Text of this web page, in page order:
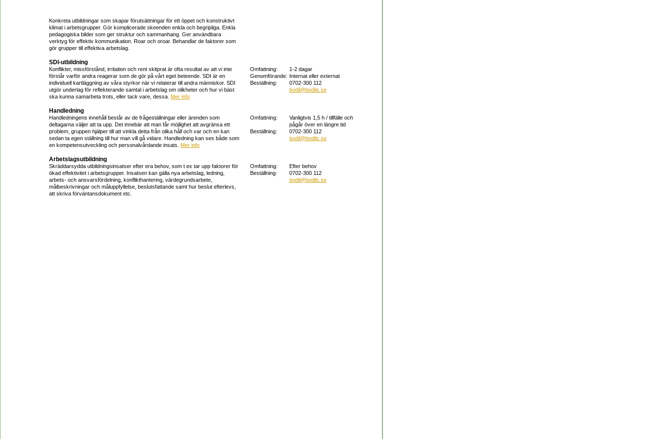
Konkreta utbildningar som skapar förutsättningar för ett öppet och konstruktivt
klimat i arbetsgrupper. Gör komplicerade skeenden enkla och begripliga. Enkla
pedagogiska bilder som ger struktur och sammanhang. Ger användbara
verktyg för effektiv kommunikation. Roar och oroar. Behandlar de faktorer som
gör grupper till effektiva arbetslag.
SDI-utbildning
Konflikter, missförstånd, irritation och rent skitprat är ofta resultat av att vi inte
förstår varför andra reagerar som de gör på vårt eget beteende. SDI är en
individuell kartläggning av våra styrkor när vi relaterar till andra människor. SDI
utgör underlag för reflekterande samtal i arbetslag om olikheter och hur vi bäst
ska kunna samarbeta trots, eller tack vare, dessa. Mer info
Omfattning:
Genomförande:
Beställning:
1-2 dagar
Internat eller externat
0702-300 112
bodil@bodils.se
Handledning
Handledningens innehåll består av de frågeställningar eller ärenden som
deltagarna väljer att ta upp. Det innebär att man får möjlighet att avgränsa ett
problem, gruppen hjälper till att vinkla detta från olika håll och var och en kan
sedan ta egen ställning till hur man vill gå vidare. Handledning kan ses både som
en kompetensutveckling och personalvårdande insats. Mer info
Omfattning:
Beställning:
Vanligtvis 1,5 h / tillfälle och
pågår över en längre tid
0702-300 112
bodil@bodils.se
Arbetslagsutbildning
Skräddarsydda utbildningsinsatser efter era behov, som t ex tar upp faktorer för
ökad effektivitet i arbetsgrupper. Insatsen kan gälla nya arbetslag, ledning,
arbets- och ansvarsfördelning, konflikthantering, värdegrundsarbete,
målbeskrivningar och måluppfyllelse, beslutsfattande samt hur beslut efterlevs,
att skriva förväntansdokument etc.
Omfattning:
Beställning:
Efter behov
0702-300 112
bodil@bodils.se